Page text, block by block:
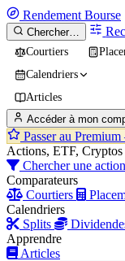
Rendement Bourse
Chercher…
Courtiers
Calendriers
Articles
Accéder à mon
Passer au
Actions, ETF, Cryptos
Chercher une action
Comparateurs
Courtiers
Calendriers
Splits
Apprendre
Articles